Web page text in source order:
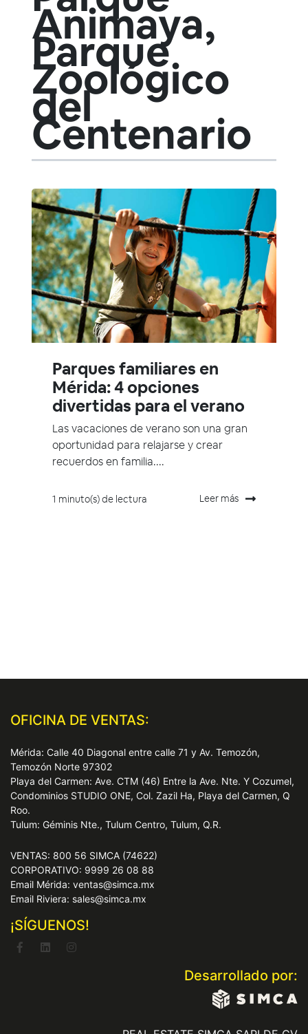
Animaya,
Parque
Zoológico
del
Centenario
Parques familiares en
Mérida: 4 opciones
divertidas para el verano
Las vacaciones de verano son una gran
oportunidad para relajarse y crear
recuerdos en familia....
1 minuto(s) de lectura Leer más
OFICINA DE VENTAS:
Mérida: Calle 40 Diagonal entre calle 71 y Av. Temozón,
Temozón Norte 97302
Playa del Carmen: Ave. CTM (46) Entre la Ave. Nte. Y Cozumel,
Condominios STUDIO ONE, Col. Zazil Ha, Playa del Carmen, Q
Roo.
Tulum: Géminis Nte., Tulum Centro, Tulum, Q.R.
VENTAS: 800 56 SIMCA (74622)
CORPORATIVO: 9999 26 08 88
Email Mérida: ventas@simca.mx
Email Riviera: sales@simca.mx
¡SÍGUENOS!
Desarrollado por: